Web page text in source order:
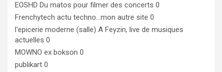
EOSHD Du matos pour filmer des concerts 0
Frenchytech actu techno…mon autre site 0
l'epicerie moderne (salle) A Feyzin, live de musiques
actuelles 0
MOWNO ex bokson 0
publikart 0